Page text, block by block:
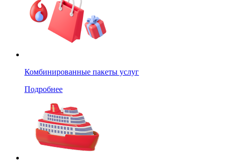
Комбинированные пакеты услуг
Подробнее